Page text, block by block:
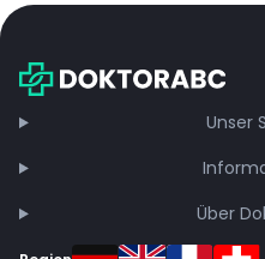
Unser
Über